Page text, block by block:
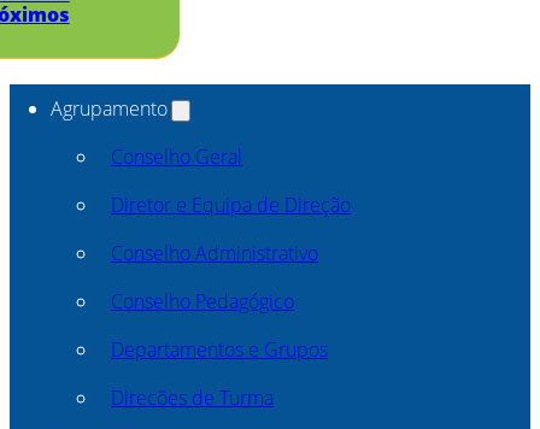
Agrupamento
Conselho Geral
Diretor e Equipa de Direção
Conselho Administrativo
Conselho Pedagógico
Departamentos e Grupos
Direcões de Turma